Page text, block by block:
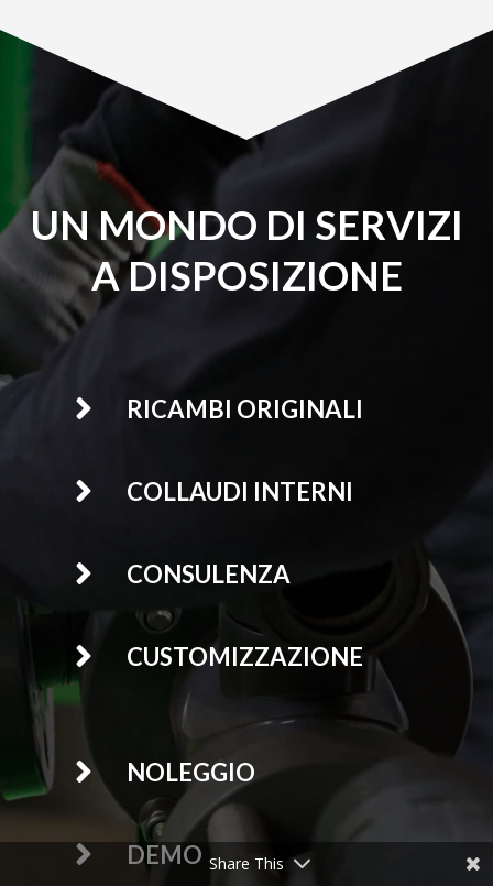
UN MONDO DI SERVIZI
A DISPOSIZIONE
 RICAMBI ORIGINALI
 COLLAUDI INTERNI
 CONSULENZA
 CUSTOMIZZAZIONE
 NOLEGGIO
 DEMO Share This